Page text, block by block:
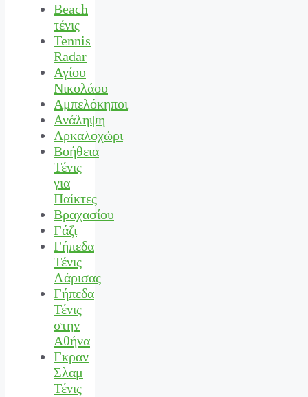
Beach
τένις
Tennis
Radar
Αγίου
Νικολάου
Αμπελόκηποι
Ανάληψη
Αρκαλοχώρι
Βοήθεια
Τένις
για
Παίκτες
Βραχασίου
Γάζι
Γήπεδα
Τένις
Λάρισας
Γήπεδα
Τένις
στην
Αθήνα
Γκραν
Σλαμ
Τένις